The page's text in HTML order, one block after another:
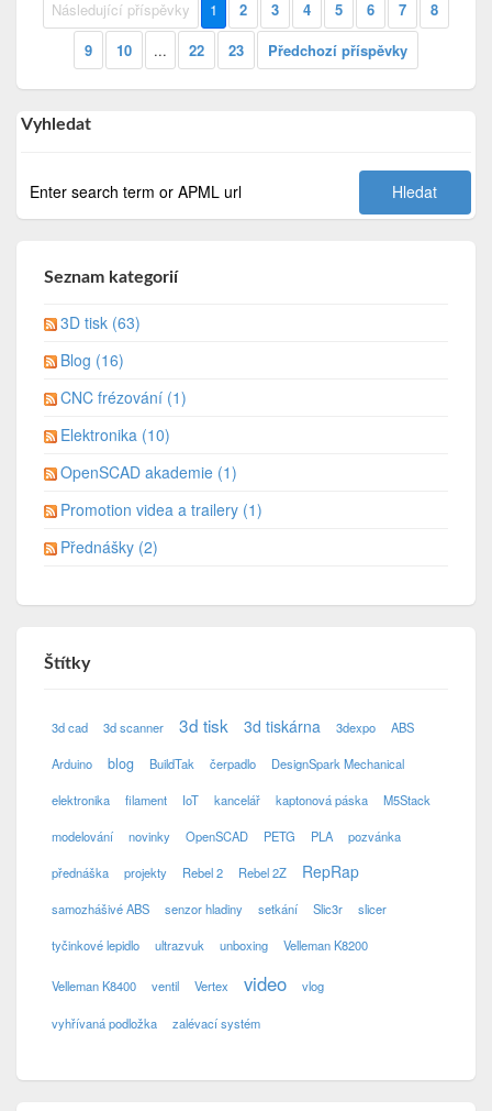
Následující příspěvky 1 2 3 4 5 6 7
8
9
10 ... 22 23 Předchozí příspěvky
Vyhledat
Seznam kategorií
3D tisk (63)
Blog (16)
CNC frézování (1)
Elektronika (10)
OpenSCAD akademie (1)
Promotion videa a trailery (1)
Přednášky (2)
Štítky
3d cad 3d scanner 3d tisk 3d tiskárna 3dexpo ABS
Arduino blog BuildTak čerpadlo DesignSpark Mechanical
elektronika filament IoT kancelář kaptonová páska M5Stack
modelování novinky OpenSCAD PETG PLA pozvánka
přednáška projekty Rebel 2 Rebel 2Z RepRap
samozhášivé ABS senzor hladiny setkání Slic3r slicer
tyčinkové lepidlo ultrazvuk unboxing Velleman K8200
Velleman K8400 ventil Vertex video vlog
vyhřívaná podložka zalévací systém